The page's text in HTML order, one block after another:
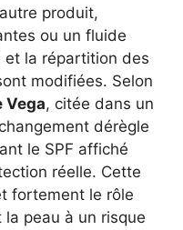
produit,
ou un fluide
et la répartition des
modifiées. Selon
Vega, citée dans un
dérègle
le SPF affiché
réelle. Cette
fortement le rôle
la peau à un risque